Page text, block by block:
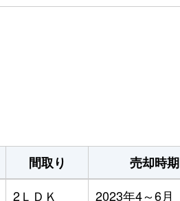
間取り
売却時期
2ＬＤＫ
2023年4～6月